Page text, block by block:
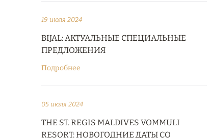
19 июля 2024
BIJAL: АКТУАЛЬНЫЕ СПЕЦИАЛЬНЫЕ
ПРЕДЛОЖЕНИЯ
Подробнее
05 июля 2024
THE ST. REGIS MALDIVES VOMMULI
RESORT: НОВОГОДНИЕ ДАТЫ СО